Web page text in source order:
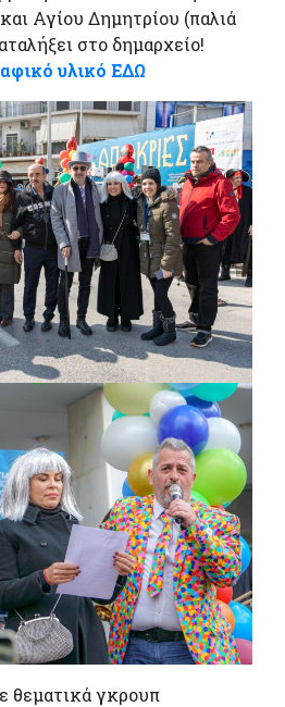
Αγίου Δημητρίου (παλιά
στο δημαρχείο!
υλικό ΕΔΩ
θεματικά γκρουπ